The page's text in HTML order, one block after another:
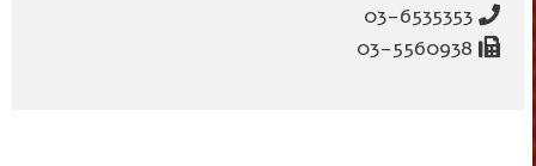
03-6535353
03-5560938